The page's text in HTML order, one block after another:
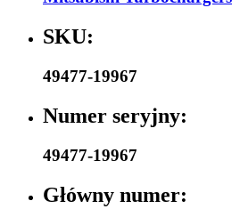
SKU:
49477-19967
Numer seryjny:
49477-19967
Główny numer: